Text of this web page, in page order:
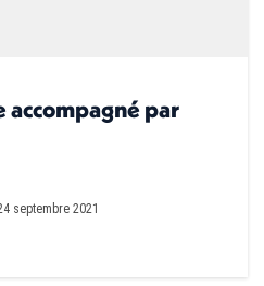
par
septembre 2021